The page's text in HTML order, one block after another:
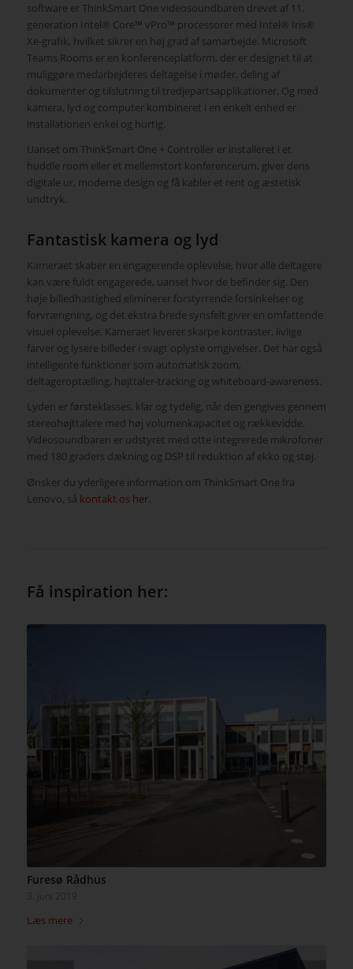
software er ThinkSmart One videosoundbaren drevet af 11.
generation Intel® Core™ vPro™ processorer med Intel® Iris®
Xe-grafik, hvilket sikrer en høj grad af samarbejde. Microsoft
Teams Rooms er en konferenceplatform, der er designet til at
muliggøre medarbejderes deltagelse i møder, deling af
dokumenter og tilslutning til tredjepartsapplikationer. Og med
kamera, lyd og computer kombineret i en enkelt enhed er
installationen enkel og hurtig.
Uanset om ThinkSmart One + Controller er installeret i et
huddle room eller et mellemstort konferencerum, giver dens
digitale ur, moderne design og få kabler et rent og æstetisk
undtryk.
Fantastisk kamera og lyd
Kameraet skaber en engagerende oplevelse, hvor alle deltagere
kan være fuldt engagerede, uanset hvor de befinder sig. Den
høje billedhastighed eliminerer forstyrrende forsinkelser og
forvrængning, og det ekstra brede synsfelt giver en omfattende
visuel oplevelse. Kameraet leverer skarpe kontraster, livlige
farver og lysere billeder i svagt oplyste omgivelser. Det har også
intelligente funktioner som automatisk zoom,
deltageroptælling, højttaler-tracking og whiteboard-awareness.
Lyden er førsteklasses, klar og tydelig, når den gengives gennem
stereohøjttalere med høj volumenkapacitet og rækkevidde.
Videosoundbaren er udstyret med otte integrerede mikrofoner
med 180 graders dækning og DSP til reduktion af ekko og støj.
Ønsker du yderligere information om ThinkSmart One fra
Lenovo, så kontakt os her.
Få inspiration her:
Furesø Rådhus
Læs mere